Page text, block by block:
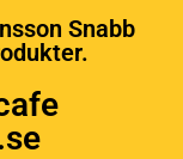
Snabb